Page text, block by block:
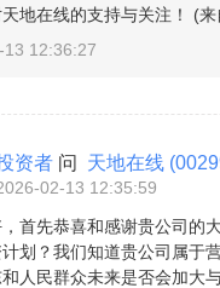
地在线的支持与关注！ (
13 12:36:27
资者 问 天地在线
02-13 12:35:59
首先恭喜和感谢贵公司的
划？我们知道贵公司属于
人民群众未来是否会加大与